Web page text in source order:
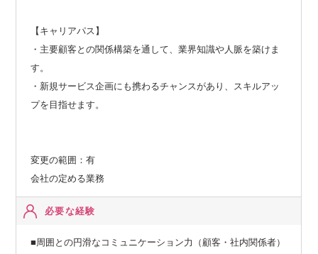
【キャリアパス】
・主要顧客との関係構築を通して、業界知識や人脈を築けま
す。
・新規サービス企画にも携わるチャンスがあり、スキルアッ
プを目指せます。
変更の範囲：有
会社の定める業務
必要な経験
■周囲との円滑なコミュニケーション力（顧客・社内関係者）